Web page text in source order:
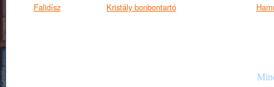
Falidísz Kristály bonbontartó